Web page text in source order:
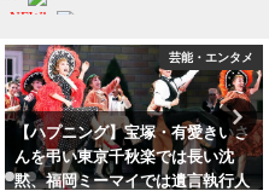
芸能・エンタメ
【ハプニング】宝塚・有愛きいさ
んを弔い東京千秋楽では長い沈
黙、福岡ミーマイでは遺言執行人